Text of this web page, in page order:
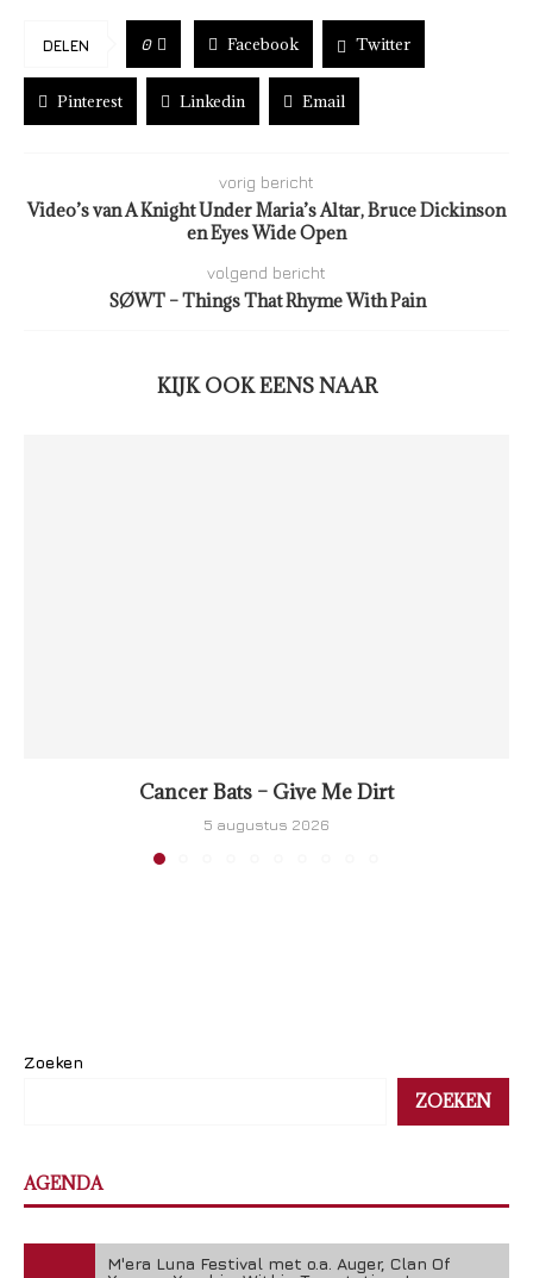
DELEN 0 Facebook Twitter
Pinterest Linkedin Email
vorig bericht
Video’s van A Knight Under Maria’s Altar, Bruce Dickinson
en Eyes Wide Open
volgend bericht
SØWT – Things That Rhyme With Pain
KIJK OOK EENS NAAR
Cancer Bats – Give Me Dirt
5 augustus 2026
Zoeken
ZOEKEN
AGENDA
M'era Luna Festival met o.a. Auger, Clan Of